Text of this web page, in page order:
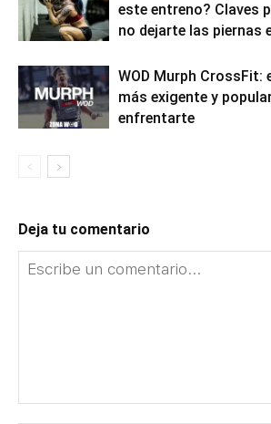
este entreno? Claves
no dejarte las piernas
WOD Murph CrossFit:
más exigente y
enfrentarte
Deja tu comentario